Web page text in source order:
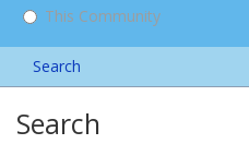
This Community
Search
Search